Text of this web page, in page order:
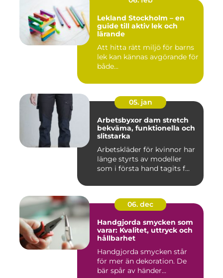
Lekland Stockholm – en
guide till aktiv lek och
lärande
Att hitta rätt miljö för barns
lek kan kännas avgörande för
både...
05. jan
Arbetsbyxor dam stretch
bekväma, funktionella och
slitstarka
Arbetskläder för kvinnor har
länge styrts av modeller
som i första hand tagits f...
06. dec
Handgjorda smycken som
varar: Kvalitet, uttryck och
hållbarhet
Handgjorda smycken står
för mer än dekoration. De
bär spår av händer...